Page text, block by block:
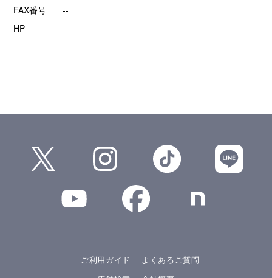
FAX番号
--
HP
ご利用ガイド
よくあるご質問